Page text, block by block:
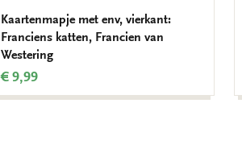
Kaartenmapje met env, vierkant:
Franciens katten, Francien van
Westering
€ 9,99